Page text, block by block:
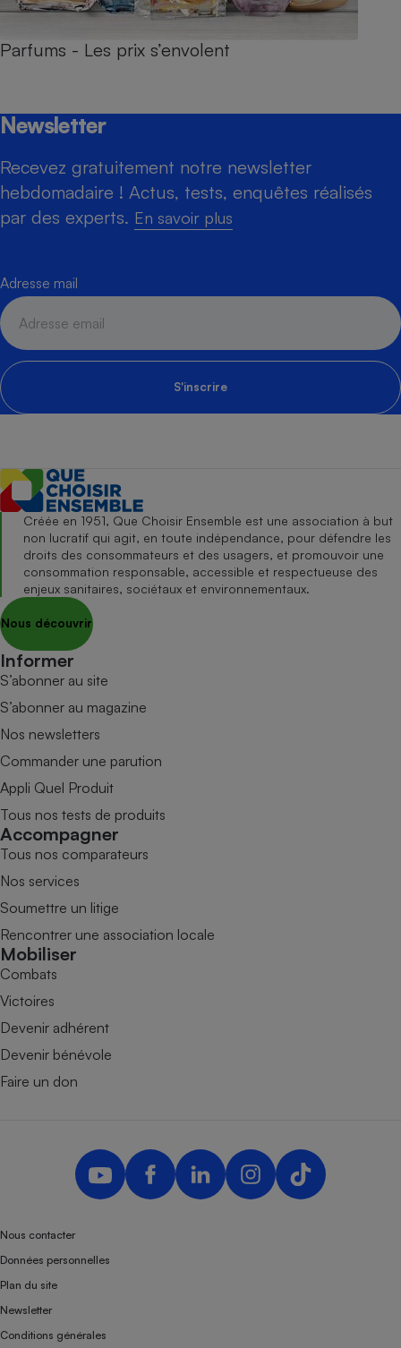
Parfums - Les prix s’envolent
Newsletter
Recevez gratuitement notre newsletter
hebdomadaire ! Actus, tests, enquêtes réalisés
par des experts. En savoir plus
Adresse mail
S'inscrire
Créée en 1951, Que Choisir Ensemble est une association à but
non lucratif qui agit, en toute indépendance, pour défendre les
droits des consommateurs et des usagers, et promouvoir une
consommation responsable, accessible et respectueuse des
enjeux sanitaires, sociétaux et environnementaux.
Nous découvrir
Informer
S’abonner au site
S’abonner au magazine
Nos newsletters
Commander une parution
Appli Quel Produit
Tous nos tests de produits
Accompagner
Tous nos comparateurs
Nos services
Soumettre un litige
Rencontrer une association locale
Mobiliser
Combats
Victoires
Devenir adhérent
Devenir bénévole
Faire un don
Nous contacter
Données personnelles
Plan du site
Newsletter
Conditions générales